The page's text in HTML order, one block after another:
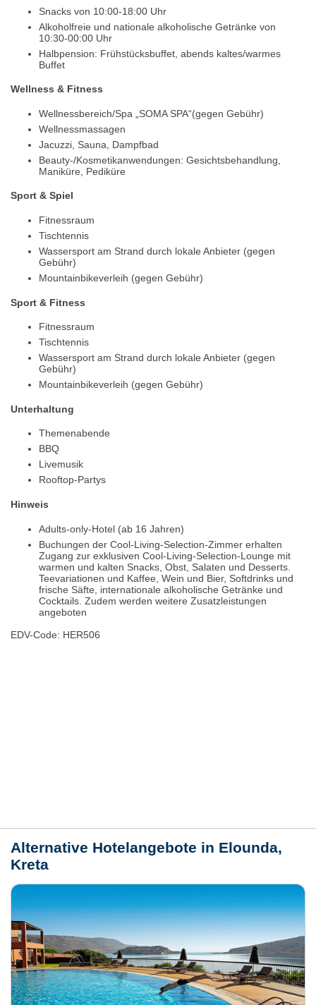
Snacks von 10:00-18:00 Uhr
Alkoholfreie und nationale alkoholische Getränke von
10:30-00:00 Uhr
Halbpension: Frühstücksbuffet, abends kaltes/warmes
Buffet
Wellness & Fitness
Wellnessbereich/Spa „SOMA SPA“(gegen Gebühr)
Wellnessmassagen
Jacuzzi, Sauna, Dampfbad
Beauty-/Kosmetikanwendungen: Gesichtsbehandlung,
Maniküre, Pediküre
Sport & Spiel
Fitnessraum
Tischtennis
Wassersport am Strand durch lokale Anbieter (gegen
Gebühr)
Mountainbikeverleih (gegen Gebühr)
Sport & Fitness
Fitnessraum
Tischtennis
Wassersport am Strand durch lokale Anbieter (gegen
Gebühr)
Mountainbikeverleih (gegen Gebühr)
Unterhaltung
Themenabende
BBQ
Livemusik
Rooftop-Partys
Hinweis
Adults-only-Hotel (ab 16 Jahren)
Buchungen der Cool-Living-Selection-Zimmer erhalten
Zugang zur exklusiven Cool-Living-Selection-Lounge mit
warmen und kalten Snacks, Obst, Salaten und Desserts.
Teevariationen und Kaffee, Wein und Bier, Softdrinks und
frische Säfte, internationale alkoholische Getränke und
Cocktails. Zudem werden weitere Zusatzleistungen
angeboten
EDV-Code: HER506
Alternative Hotelangebote in Elounda,
Kreta